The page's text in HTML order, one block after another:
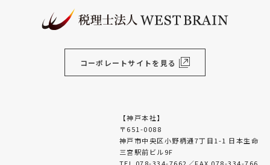
コーポレートサイトを見る
【神戸本社】
〒651-0088
神戸市中央区小野柄通7丁目1-1 日本生命
三宮駅前ビル9F